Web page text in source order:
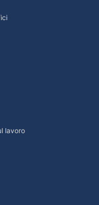
lavoro